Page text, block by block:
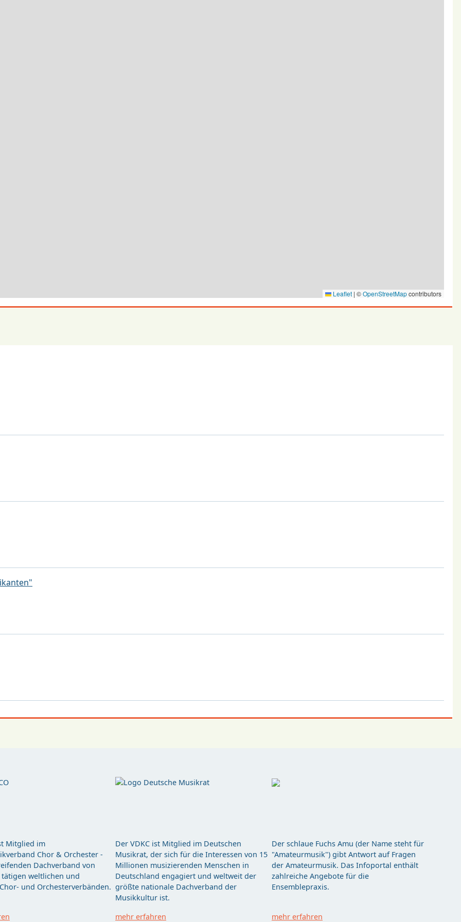
Leaflet | ©OpenStreetMapcontributors
Mitglied im
Chor & Orchester -
Dachverband von
weltlichen und
und Orchesterverbänden.
Der VDKC ist Mitglied im Deutschen
Musikrat, der sich für die Interessen von 15
Millionen musizierenden Menschen in
Deutschland engagiert und weltweit der
größte nationale Dachverband der
Musikkultur ist.
mehr erfahren
Der schlaue Fuchs Amu (der Name steht für
"Amateurmusik") gibt Antwort auf Fragen
der Amateurmusik. Das Infoportal enthält
zahlreiche Angebote für die
Ensemblepraxis.
mehr erfahren